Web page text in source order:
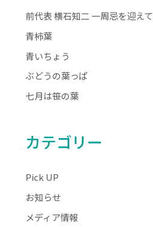
前代表 横石知二 一周忌を迎えて
青柿葉
青いちょう
ぶどうの葉っぱ
七月は笹の葉
カテゴリー
Pick UP
お知らせ
メディア情報